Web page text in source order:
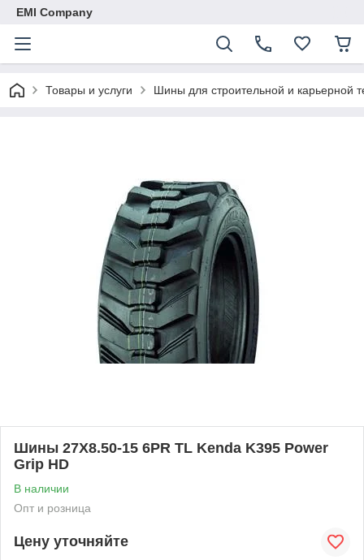
EMI Company
Товары и услуги Шины для строительной и карьерной
Шины 27X8.50-15 6PR TL Kenda K395 Power
Grip HD
В наличии
Опт и розница
Цену уточняйте